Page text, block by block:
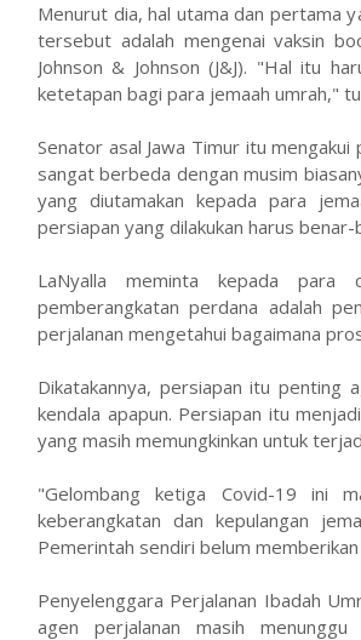
Menurut dia, hal utama dan pertama
tersebut adalah mengenai vaksin
Johnson & Johnson (J&J). "Hal itu
ketetapan bagi para jemaah umrah,"
Senator asal Jawa Timur itu
sangat berbeda dengan musim
yang diutamakan kepada para
persiapan yang dilakukan harus
LaNyalla meminta kepada para
pemberangkatan perdana adalah
perjalanan mengetahui bagaimana
Dikatakannya, persiapan itu penting
kendala apapun. Persiapan itu
yang masih memungkinkan untuk
"Gelombang ketiga Covid-19 ini
keberangkatan dan kepulangan
Pemerintah sendiri belum
Penyelenggara Perjalanan Ibadah
agen perjalanan masih menunggu